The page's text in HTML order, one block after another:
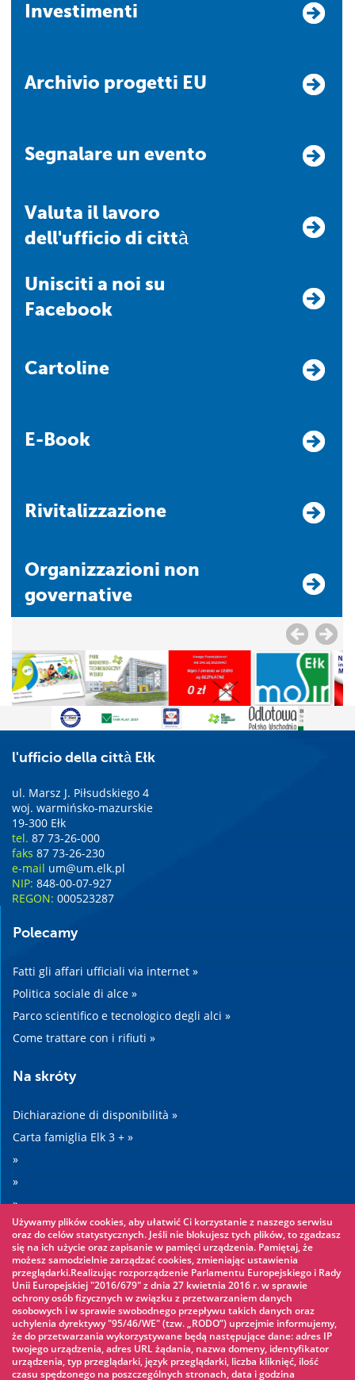
Investimenti
Archivio progetti EU
Segnalare un evento
Valuta il lavoro
dell'ufficio di città
Unisciti a noi su
Facebook
Cartoline
E-Book
Rivitalizzazione
Organizzazioni non
governative
l'ufficio della città Ełk
ul. Marsz J. Piłsudskiego 4
woj. warmińsko-mazurskie
19-300 Ełk
tel. 87 73-26-000
faks 87 73-26-230
e-mail um@um.elk.pl
NIP: 848-00-07-927
REGON: 000523287
Polecamy
Fatti gli affari ufficiali via internet »
Politica sociale di alce »
Parco scientifico e tecnologico degli alci »
Come trattare con i rifiuti »
Na skróty
Dichiarazione di disponibilità »
Carta famiglia Elk 3 + »
»
»
»
»
Warto zobaczyć
Parco avventura »
Parco acquatico »
Pattinaggio sul ghiaccio »
KINOECK »
Używamy plików cookies, aby ułatwić Ci korzystanie z naszego serwisu
oraz do celów statystycznych. Jeśli nie blokujesz tych plików, to zgadzasz
się na ich użycie oraz zapisanie w pamięci urządzenia. Pamiętaj, że
możesz samodzielnie zarządzać cookies, zmieniając ustawienia
przeglądarki.Realizując rozporządzenie Parlamentu Europejskiego i Rady
Unii Europejskiej "2016/679" z dnia 27 kwietnia 2016 r. w sprawie
ochrony osób fizycznych w związku z przetwarzaniem danych
osobowych i w sprawie swobodnego przepływu takich danych oraz
uchylenia dyrektywy "95/46/WE" (tzw. „RODO”) uprzejmie informujemy,
że do przetwarzania wykorzystywane będą następujące dane: adres IP
twojego urządzenia, adres URL żądania, nazwa domeny, identyfikator
urządzenia, typ przeglądarki, język przeglądarki, liczba kliknięć, ilość
czasu spędzonego na poszczególnych stronach, data i godzina